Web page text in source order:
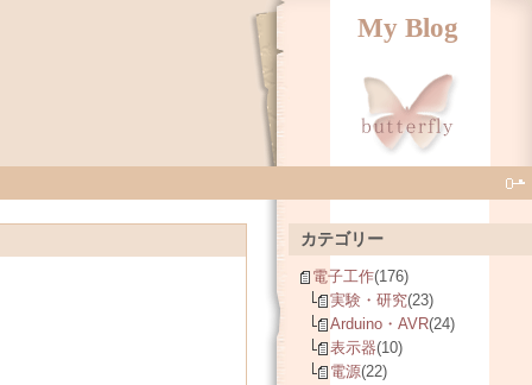
My Blog
カテゴリー
電子工作(176)
実験・研究(23)
Arduino・AVR(24)
表示器(10)
電源(22)